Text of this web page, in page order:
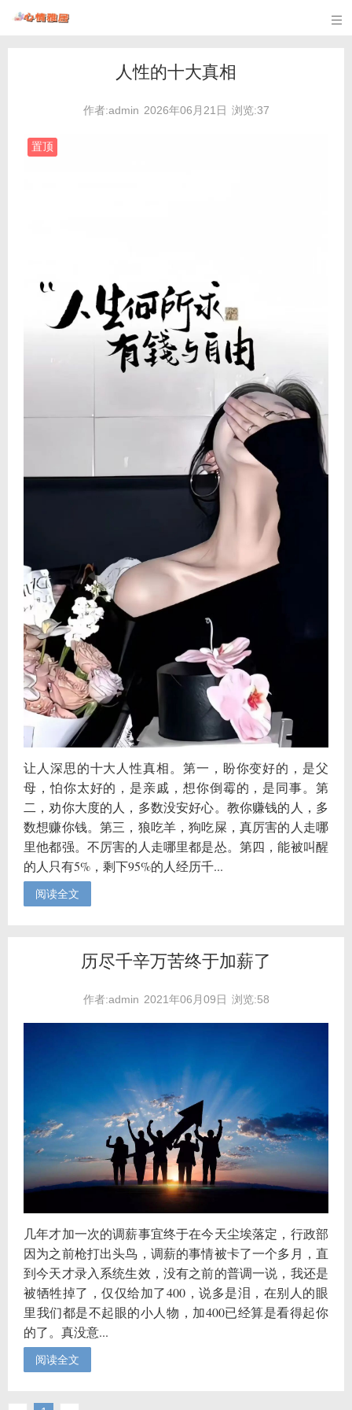

人性的十大真相
作者:admin 2026年06月21日 浏览:37
置顶
让人深思的十大人性真相。第一，盼你变好的，是父
母，怕你太好的，是亲戚，想你倒霉的，是同事。第
二，劝你大度的人，多数没安好心。教你赚钱的人，多
数想赚你钱。第三，狼吃羊，狗吃屎，真厉害的人走哪
里他都强。不厉害的人走哪里都是怂。第四，能被叫醒
的人只有5%，剩下95%的人经历千...
阅读全文
历尽千辛万苦终于加薪了
作者:admin 2021年06月09日 浏览:58
几年才加一次的调薪事宜终于在今天尘埃落定，行政部
因为之前枪打出头鸟，调薪的事情被卡了一个多月，直
到今天才录入系统生效，没有之前的普调一说，我还是
被牺牲掉了，仅仅给加了400，说多是泪，在别人的眼
里我们都是不起眼的小人物，加400已经算是看得起你
的了。真没意...
阅读全文